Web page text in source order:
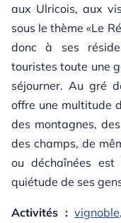
aux Ulricois, aux
sous le thème «Le
donc à ses
touristes toute une
séjourner. Au gré
offre une multitude
des montagnes,
des champs, de
ou déchaînées
quiétude de ses
Activités : vignoble